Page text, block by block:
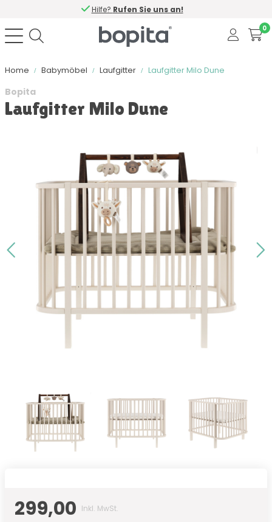
Hilfe? Rufen Sie uns an!
0
Home Babymöbel Laufgitter Laufgitter Milo Dune
Bopita
Laufgitter Milo Dune
299,00 Inkl. MwSt.